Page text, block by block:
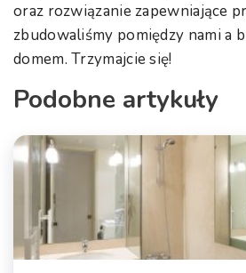
oraz rozwiązanie zapewniające
zbudowaliśmy pomiędzy nami a
domem. Trzymajcie się!
Podobne artykuły